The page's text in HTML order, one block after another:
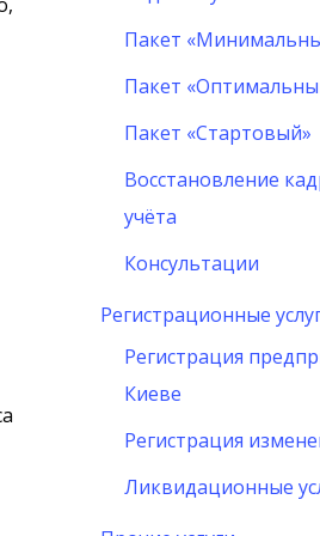
Пакет
Пакет
Пакет «Стартовый»
Восстановление
учёта
Консультации
Регистрационные
Регистрация
Киеве
Регистрация
Ликвидационные